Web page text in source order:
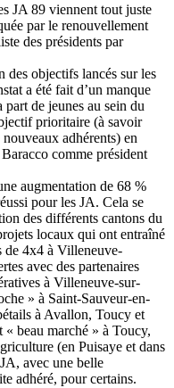
JA 89 viennent tout juste
par le renouvellement
des présidents par
des objectifs lancés sur les
a été fait d’un manque
part de jeunes au sein du
prioritaire (à savoir
adhérents) en
comme président
augmentation de 68 %
pour les JA. Cela se
des différents cantons du
locaux qui ont entraîné
de 4x4 à Villeneuve-
avec des partenaires
à Villeneuve-sur-
» à Saint-Sauveur-en-
à Avallon, Toucy et
« beau marché » à Toucy,
(en Puisaye et dans
avec une belle
adhéré, pour certains.